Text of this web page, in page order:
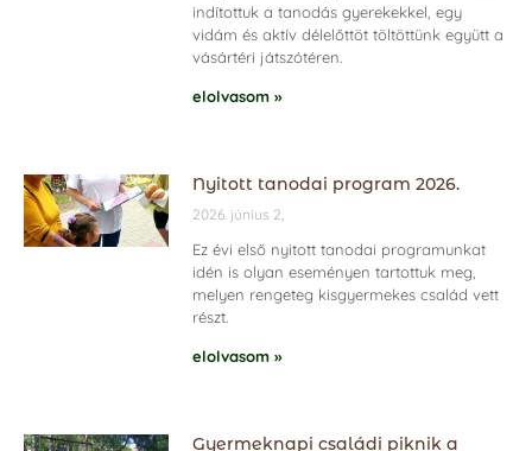
indítottuk a tanodás gyerekekkel, egy
vidám és aktív délelőttöt töltöttünk együtt a
vásártéri játszótéren.
elolvasom »
Nyitott tanodai program 2026.
2026. június 2,
Ez évi első nyitott tanodai programunkat
idén is olyan eseményen tartottuk meg,
melyen rengeteg kisgyermekes család vett
részt.
elolvasom »
Gyermeknapi családi piknik a